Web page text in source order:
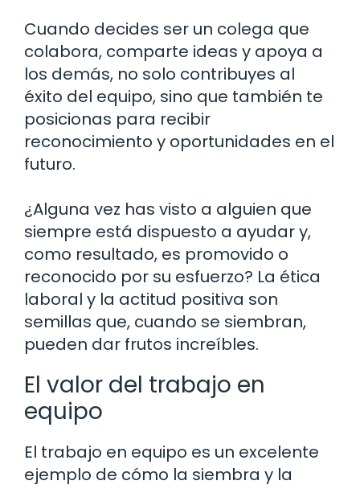
Cuando decides ser un colega que
colabora, comparte ideas y apoya a
los demás, no solo contribuyes al
éxito del equipo, sino que también te
posicionas para recibir
reconocimiento y oportunidades en el
futuro.
¿Alguna vez has visto a alguien que
siempre está dispuesto a ayudar y,
como resultado, es promovido o
reconocido por su esfuerzo? La ética
laboral y la actitud positiva son
semillas que, cuando se siembran,
pueden dar frutos increíbles.
El valor del trabajo en
equipo
El trabajo en equipo es un excelente
ejemplo de cómo la siembra y la